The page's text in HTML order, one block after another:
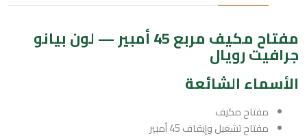
مفتاح مكيف مربع 45 أمبير — لون بيانو
جرافيت رويال
الأسماء الشائعة
مفتاح مكيف
مفتاح تشغيل وإيقاف 45 أمبير